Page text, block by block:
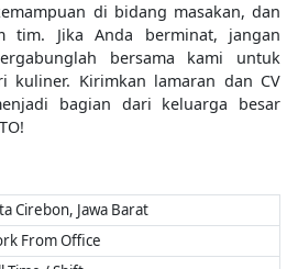
di bidang masakan, dan
tim. Jika Anda berminat, jangan
bersama kami untuk
kuliner. Kirimkan lamaran dan CV
bagian dari keluarga besar
Cirebon, Jawa Barat
From Office